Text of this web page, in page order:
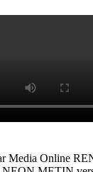
Media Online